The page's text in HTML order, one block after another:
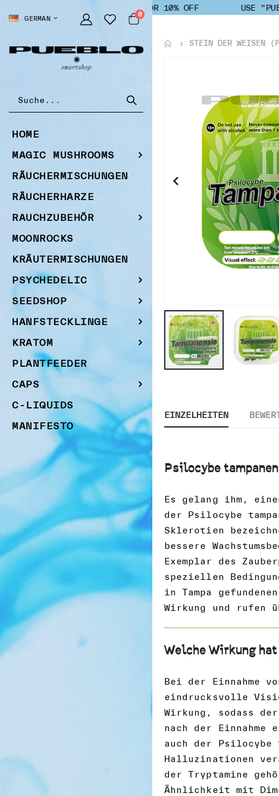
USE "PUEBLO" FOR 10% OFF USE
SPRACHEGERMAN
Cart
0Artikel
HOME
MAGIC MUSHROOMS
RÄUCHERMISCHUNGEN
RÄUCHERHARZE
RAUCHZUBEHÖR
MOONROCKS
KRÄUTERMISCHUNGEN
PSYCHEDELIC
SEEDSHOP
HANFSTECKLINGE
KRATOM
PLANTFEEDER
CAPS
C-LIQUIDS
MANIFESTO
STEIN DER WEISEN
Bildgalerie
springen
Bildgalerie
EINZELHEITEN
Psilocybe
Es gelang ihm,
der Psilocybe
Sklerotien
bessere
Exemplar des
speziellen
in Tampa
Wirkung und rufen
Welche Wirkung
Bei der Einnahme
eindrucksvolle
Wirkung, sodass
nach der
auch der
Halluzinationen
der Tryptamine
Ähnlichkeit mit